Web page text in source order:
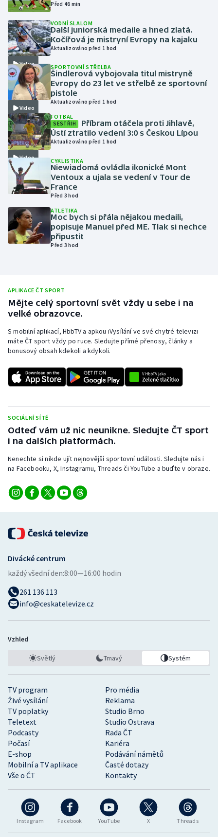
Házená
Jezdectví
Judo
Krasobruslení
Lezení
Lyže a snowboard
Moderní pětiboj
Motorsport
Olympijské hry
Parasport
Plavání
Ragby
Rychlobruslení
Rychlostní kanoistika
Sportovní střelba
Stolní tenis
Triatlon
Veslování
Volejbal
Před 46 min
Video
VODNÍ SLALOM
Další juniorská medaile a hned zlatá.
Kočířová je mistryní Evropy na kajaku
Aktualizováno před 1 hod
Video
SPORTOVNÍ STŘELBA
Šindlerová vybojovala titul mistryně
Evropy do 23 let ve střelbě ze sportovní
pistole
Aktualizováno před 1 hod
Video
FOTBAL
SESTŘIH
Příbram otáčela proti Jihlavě,
Ústí ztratilo vedení 3:0 s Českou Lípou
Aktualizováno před 1 hod
CYKLISTIKA
Niewiadomá ovládla ikonické Mont
Ventoux a ujala se vedení v Tour de
France
Před 3 hod
ATLETIKA
Moc bych si přála nějakou medaili,
popisuje Manuel před ME. Tlak si nechce
připustit
Před 3 hod
APLIKACE ČT SPORT
Mějte celý sportovní svět vždy u sebe i na
velké obrazovce.
S mobilní aplikací, HbbTV a apkou iVysílání ve své chytré televizi
máte ČT sport vždy po ruce. Sledujte přímé přenosy, články a
bonusový obsah kdekoli a kdykoli.
SOCIÁLNÍ SÍTĚ
Odteď vám už nic neunikne. Sledujte ČT sport
i na dalších platformách.
Nenechte si nikde ujít nejnovější sportovní události. Sledujte nás i
na Facebooku, X, Instagramu, Threads či YouTube a buďte v obraze.
Instagram Facebook YouTube X Threads
TV program
Pro média
Živé vysílání
Reklama
TV poplatky
Studio Brno
Teletext
Studio Ostrava
Podcasty
Rada ČT
Počasí
Kariéra
E-shop
Podávání námětů
Mobilní a TV aplikace
Časté dotazy
Vše o ČT
Kontakty
Divácké centrum
každý všední den:8:00—16:00 hodin
261 136 113
info@ceskatelevize.cz
Vzhled
Světlý Tmavý Systém